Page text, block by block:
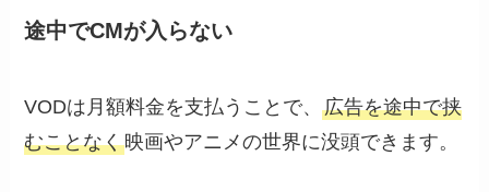
途中でCMが入らない
VODは月額料金を支払うことで、広告を途中で挟
むことなく映画やアニメの世界に没頭できます。